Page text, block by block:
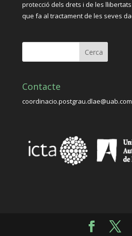
protecció dels drets i de les
que fa al tractament de les seves
Contacte
coordinacio.postgrau.dlae@uab.com